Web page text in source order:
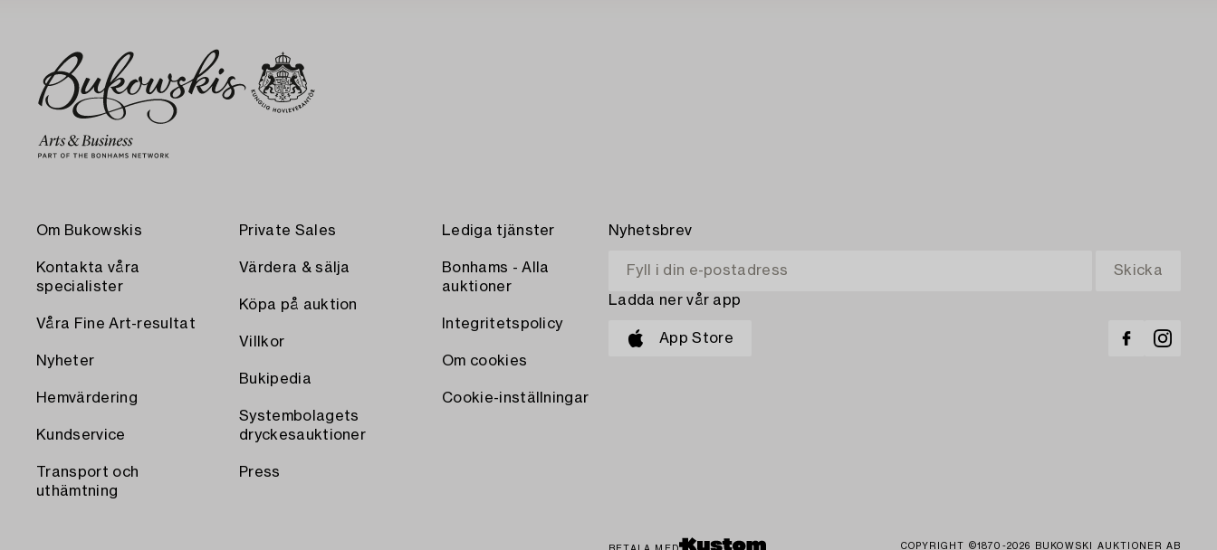
Om Bukowskis
Kontakta våra
specialister
Våra Fine Art-resultat
Nyheter
Hemvärdering
Kundservice
Transport och
uthämtning
Private Sales
Värdera & sälja
Köpa på auktion
Villkor
Bukipedia
Systembolagets
dryckesauktioner
Press
Lediga tjänster
Bonhams - Alla
auktioner
Integritetspolicy
Om cookies
Cookie-inställningar
Nyhetsbrev
Ladda ner vår app
App Store
COPYRIGHT ©1870-2026 BUKOWSKI AUKTIONER AB